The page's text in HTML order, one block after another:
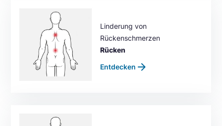
Linderung von
Rückenschmerzen
Rücken
Entdecken arrow_forward